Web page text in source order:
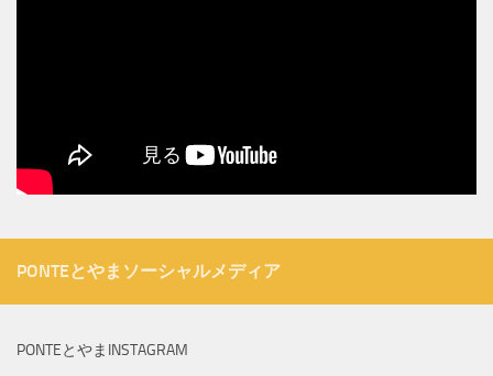
PONTEとやまソーシャルメディア
PONTEとやまINSTAGRAM